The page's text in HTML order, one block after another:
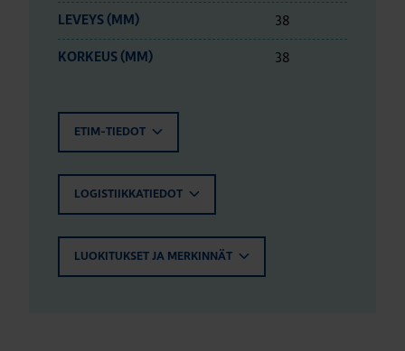
LEVEYS (MM) 38
KORKEUS (MM) 38
ETIM-TIEDOT
LOGISTIIKKATIEDOT
LUOKITUKSET JA MERKINNÄT